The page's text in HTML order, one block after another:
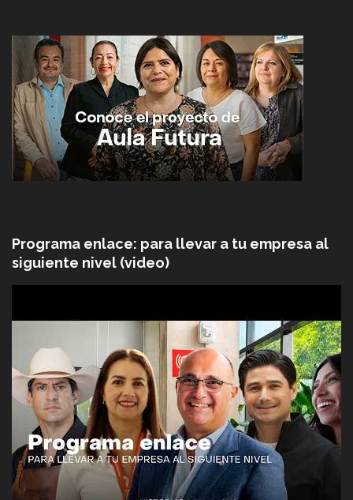
Programa enlace: para llevar a tu empresa al
siguiente nivel (video)